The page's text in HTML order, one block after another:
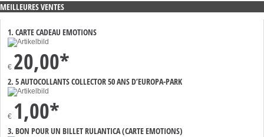
MEILLEURES VENTES
1. CARTE CADEAU EMOTIONS
€ 20,00*
2. 5 AUTOCOLLANTS COLLECTOR 50 ANS D’EUROPA-PARK
€ 1,00*
3. BON POUR UN BILLET RULANTICA (CARTE EMOTIONS)